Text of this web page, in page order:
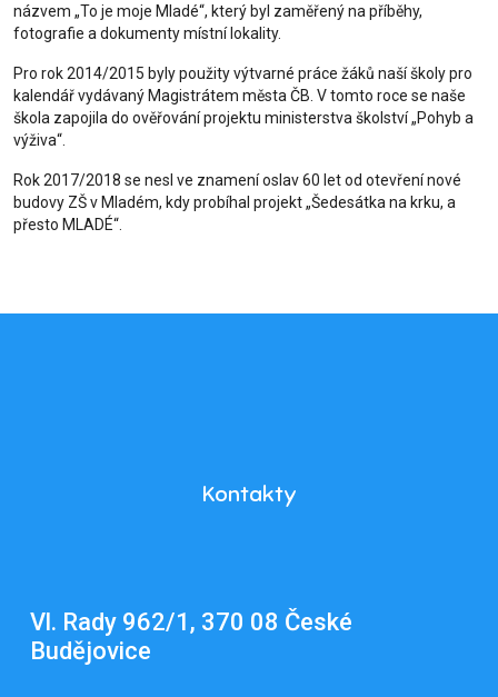
názvem „To je moje Mladé“, který byl zaměřený na příběhy,
fotografie a dokumenty místní lokality.
Pro rok 2014/2015 byly použity výtvarné práce žáků naší školy pro
kalendář vydávaný Magistrátem města ČB. V tomto roce se naše
škola zapojila do ověřování projektu ministerstva školství „Pohyb a
výživa“.
Rok 2017/2018 se nesl ve znamení oslav 60 let od otevření nové
budovy ZŠ v Mladém, kdy probíhal projekt „Šedesátka na krku, a
přesto MLADÉ“.
Kontakty
Vl. Rady 962/1, 370 08 České
Budějovice